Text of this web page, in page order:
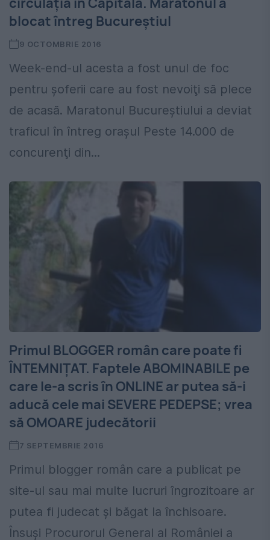
blocat întreg Bucureştiul
9 OCTOMBRIE 2016
Week-end-ul acesta a fost unul de foc
pentru şoferii care au fost nevoiţi să plece
de acasă. Maratonul Bucureştiului a deviat
traficul în întreg oraşul Peste 14.000 de
concurenţi din...
Primul BLOGGER român care poate fi
ÎNTEMNIȚAT. Faptele ABOMINABILE pe
care le-a scris în ONLINE ar putea să-i
aducă cele mai SEVERE PEDEPSE; vrea
să OMOARE judecătorii
7 SEPTEMBRIE 2016
Primul blogger român care a publicat pe
site-ul sau mai multe lucruri îngrozitoare ar
putea fi judecat și băgat la închisoare.
Însuși Procurorul General al României a